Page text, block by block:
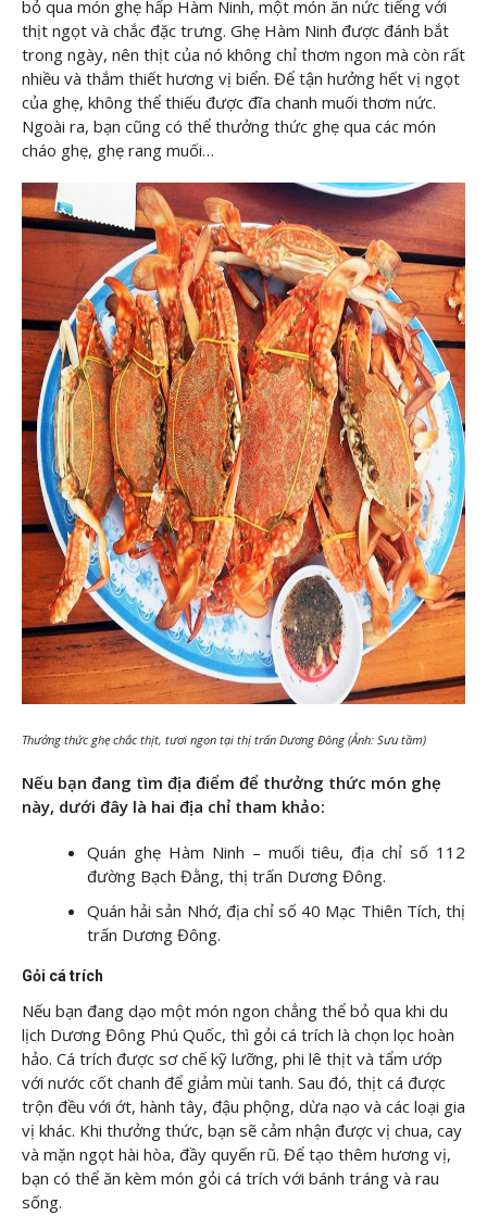
bỏ qua món ghẹ hấp Hàm Ninh, một món ăn nức tiếng với
thịt ngọt và chắc đặc trưng. Ghẹ Hàm Ninh được đánh bắt
trong ngày, nên thịt của nó không chỉ thơm ngon mà còn rất
nhiều và thắm thiết hương vị biển. Để tận hưởng hết vị ngọt
của ghẹ, không thể thiếu được đĩa chanh muối thơm nức.
Ngoài ra, bạn cũng có thể thưởng thức ghẹ qua các món
cháo ghẹ, ghẹ rang muối…
Thưởng thức ghẹ chắc thịt, tươi ngon tại thị trấn Dương Đông (Ảnh: Sưu tầm)
Nếu bạn đang tìm địa điểm để thưởng thức món ghẹ
này, dưới đây là hai địa chỉ tham khảo:
Quán ghẹ Hàm Ninh – muối tiêu, địa chỉ số 112
đường Bạch Đằng, thị trấn Dương Đông.
Quán hải sản Nhớ, địa chỉ số 40 Mạc Thiên Tích, thị
trấn Dương Đông.
Gỏi cá trích
Nếu bạn đang dạo một món ngon chẳng thể bỏ qua khi du
lịch Dương Đông Phú Quốc, thì gỏi cá trích là chọn lọc hoàn
hảo. Cá trích được sơ chế kỹ lưỡng, phi lê thịt và tẩm ướp
với nước cốt chanh để giảm mùi tanh. Sau đó, thịt cá được
trộn đều với ớt, hành tây, đậu phộng, dừa nạo và các loại gia
vị khác. Khi thưởng thức, bạn sẽ cảm nhận được vị chua, cay
và mặn ngọt hài hòa, đầy quyến rũ. Để tạo thêm hương vị,
bạn có thể ăn kèm món gỏi cá trích với bánh tráng và rau
sống.